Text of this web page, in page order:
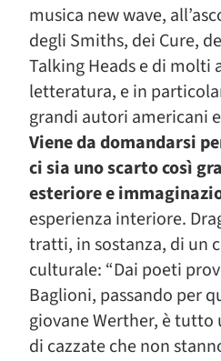
musica new wave,
degli Smiths, dei Cure,
Talking Heads e di molti
letteratura, e in
grandi autori americani
Viene da domandarsi
ci sia uno scarto così
esteriore e
esperienza interiore.
tratti, in sostanza, di un
culturale: “Dai poeti
Baglioni, passando per
giovane Werther, è
di cazzate che non